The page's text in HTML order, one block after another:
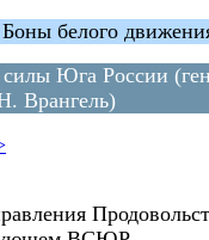
белого
Юга России
Врангель)